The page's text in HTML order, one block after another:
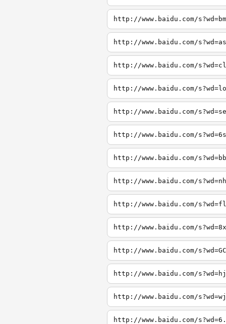
http://www.baidu.com/
http://www.baidu.com/
http://www.baidu.com/
http://www.baidu.com/
http://www.baidu.com/
http://www.baidu.com/
http://www.baidu.com/
http://www.baidu.com/
http://www.baidu.com/
http://www.baidu.com/
http://www.baidu.com/
http://www.baidu.com/
http://www.baidu.com/
http://www.baidu.com/